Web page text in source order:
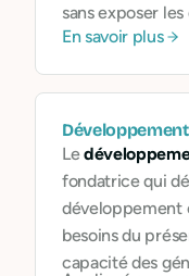
sans exposer
En savoir plus
Le
fondatrice qui
développement
besoins du
capacité des